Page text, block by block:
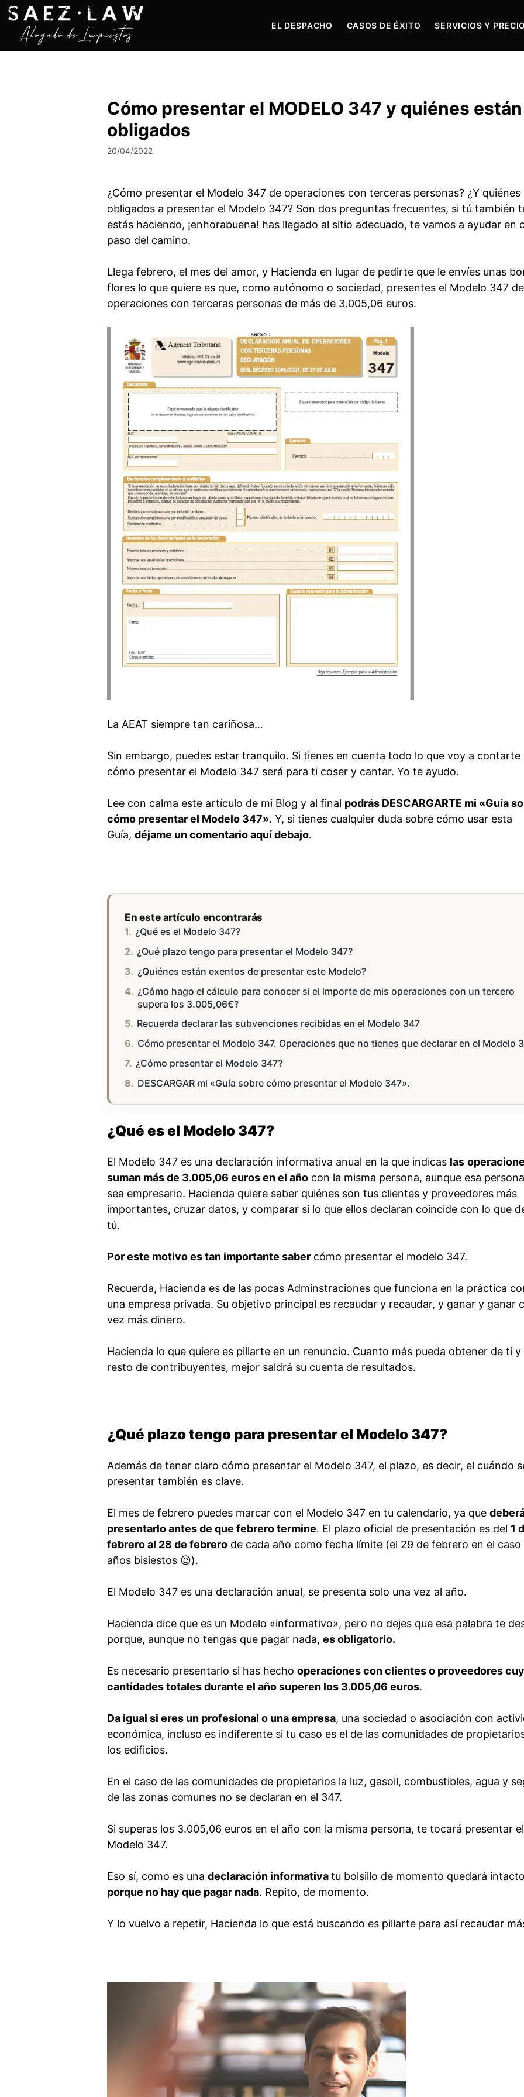
t
EL DESPACHO CASOS DE ÉXITO SERVICIOS Y
Cómo presentar el MODELO 347 y quiénes están
obligados
20/04/2022
¿Cómo presentar el Modelo 347 de operaciones con terceras personas? ¿Y quiénes
obligados a presentar el Modelo 347? Son dos preguntas frecuentes, si tú también
estás haciendo, ¡enhorabuena! has llegado al sitio adecuado, te vamos a ayudar en
paso del camino.
Llega febrero, el mes del amor, y Hacienda en lugar de pedirte que le envíes unas
flores lo que quiere es que, como autónomo o sociedad, presentes el Modelo 347 de
operaciones con terceras personas de más de 3.005,06 euros.
La AEAT siempre tan cariñosa…
Sin embargo, puedes estar tranquilo. Si tienes en cuenta todo lo que voy a contarte
cómo presentar el Modelo 347 será para ti coser y cantar. Yo te ayudo.
Lee con calma este artículo de mi Blog y al final podrás DESCARGARTE mi «Guía
cómo presentar el Modelo 347». Y, si tienes cualquier duda sobre cómo usar esta
Guía, déjame un comentario aquí debajo.
En este artículo encontrarás
¿Qué es el Modelo 347?
¿Qué plazo tengo para presentar el Modelo 347?
¿Quiénes están exentos de presentar este Modelo?
¿Cómo hago el cálculo para conocer si el importe de mis operaciones con un tercero
supera los 3.005,06€?
Recuerda declarar las subvenciones recibidas en el Modelo 347
Cómo presentar el Modelo 347. Operaciones que no tienes que declarar en el Modelo
¿Cómo presentar el Modelo 347?
DESCARGAR mi «Guía sobre cómo presentar el Modelo 347».
¿Qué es el Modelo 347?
El Modelo 347 es una declaración informativa anual en la que indicas las
suman más de 3.005,06 euros en el año con la misma persona, aunque esa
sea empresario. Hacienda quiere saber quiénes son tus clientes y proveedores más
importantes, cruzar datos, y comparar si lo que ellos declaran coincide con lo que
tú.
Por este motivo es tan importante saber cómo presentar el modelo 347.
Recuerda, Hacienda es de las pocas Adminstraciones que funciona en la práctica
una empresa privada. Su objetivo principal es recaudar y recaudar, y ganar y ganar
vez más dinero.
Hacienda lo que quiere es pillarte en un renuncio. Cuanto más pueda obtener de ti y
resto de contribuyentes, mejor saldrá su cuenta de resultados.
¿Qué plazo tengo para presentar el Modelo 347?
Además de tener claro cómo presentar el Modelo 347, el plazo, es decir, el cuándo
presentar también es clave.
El mes de febrero puedes marcar con el Modelo 347 en tu calendario, ya que
presentarlo antes de que febrero termine. El plazo oficial de presentación es del 1
febrero al 28 de febrero de cada año como fecha límite (el 29 de febrero en el caso
años bisiestos 😉).
El Modelo 347 es una declaración anual, se presenta solo una vez al año.
Hacienda dice que es un Modelo «informativo», pero no dejes que esa palabra te
porque, aunque no tengas que pagar nada, es obligatorio.
Es necesario presentarlo si has hecho operaciones con clientes o proveedores
cantidades totales durante el año superen los 3.005,06 euros.
Da igual si eres un profesional o una empresa, una sociedad o asociación con
económica, incluso es indiferente si tu caso es el de las comunidades de
los edificios.
En el caso de las comunidades de propietarios la luz, gasoil, combustibles, agua y
de las zonas comunes no se declaran en el 347.
Si superas los 3.005,06 euros en el año con la misma persona, te tocará presentar el
Modelo 347.
Eso sí, como es una declaración informativatu bolsillo de momento quedará
porque no hay que pagar nada. Repito, de momento.
Y lo vuelvo a repetir, Hacienda lo que está buscando es pillarte para así recaudar